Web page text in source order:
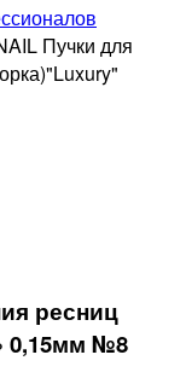
Пучки для
ресниц
0,15мм №8